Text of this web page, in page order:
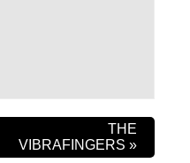
THE
VIBRAFINGERS »